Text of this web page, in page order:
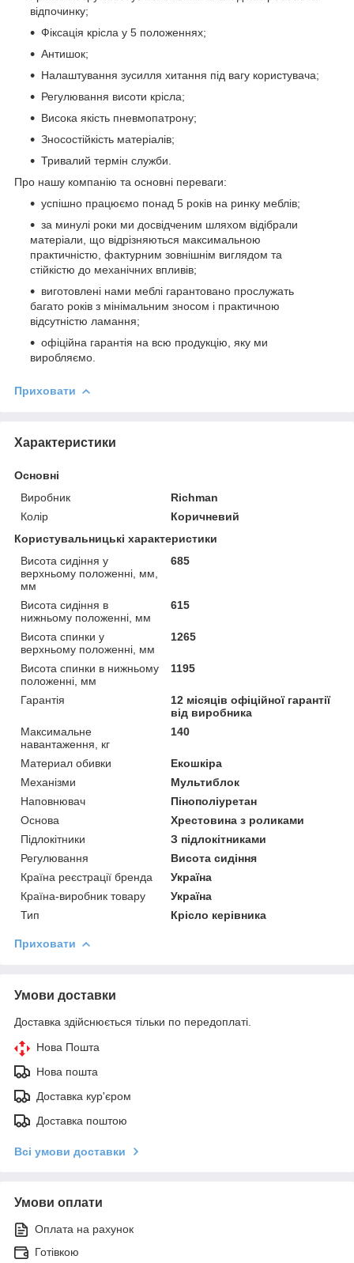
відпочинку;
Фіксація крісла у 5 положеннях;
Антишок;
Налаштування зусилля хитання під вагу користувача;
Регулювання висоти крісла;
Висока якість пневмопатрону;
Зносостійкість матеріалів;
Тривалий термін служби.
Про нашу компанію та основні переваги:
успішно працюємо понад 5 років на ринку меблів;
за минулі роки ми досвідченим шляхом відібрали
матеріали, що відрізняються максимальною
практичністю, фактурним зовнішнім виглядом та
стійкістю до механічних впливів;
виготовлені нами меблі гарантовано прослужать
багато років з мінімальним зносом і практичною
відсутністю ламання;
офіційна гарантія на всю продукцію, яку ми
виробляємо.
Приховати
Характеристики
Основні
Виробник
Richman
Колір
Коричневий
Користувальницькі характеристики
Висота сидіння у
верхньому положенні, мм,
мм
685
Висота сидіння в
нижньому положенні, мм
615
Висота спинки у
верхньому положенні, мм
1265
Висота спинки в нижньому
положенні, мм
1195
Гарантія
12 місяців офіційної гарантії
від виробника
Максимальне
навантаження, кг
140
Материал обивки
Екошкіра
Механізми
Мультиблок
Наповнювач
Пінополіуретан
Основа
Хрестовина з роликами
Підлокітники
З підлокітниками
Регулювання
Висота сидіння
Країна реєстрації бренда
Україна
Країна-виробник товару
Україна
Тип
Крісло керівника
Приховати
Умови доставки
Доставка здійснюється тільки по передоплаті.
Нова Пошта
Нова пошта
Доставка кур'єром
Доставка поштою
Всі умови доставки
Умови оплати
Оплата на рахунок
Готівкою